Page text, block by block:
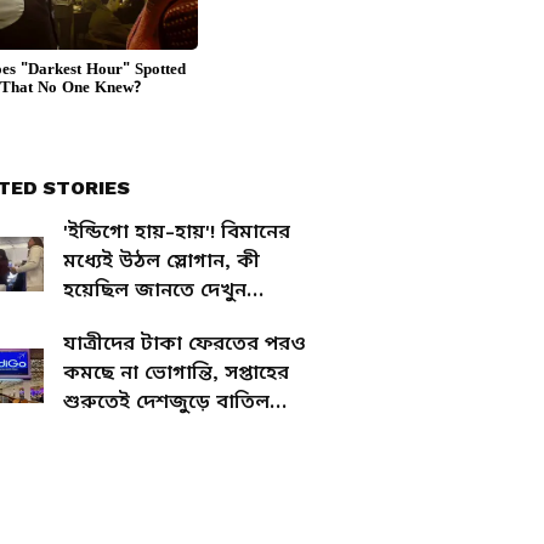
STORIES
'ইন্ডিগো হায়-হায়'! বিমানের
মধ্যেই উঠল স্লোগান, কী
হয়েছিল জানতে দেখুন
যাত্রীদের টাকা ফেরতের পরও
কমছে না ভোগান্তি, সপ্তাহের
শুরুতেই দেশজুড়ে বাতিল